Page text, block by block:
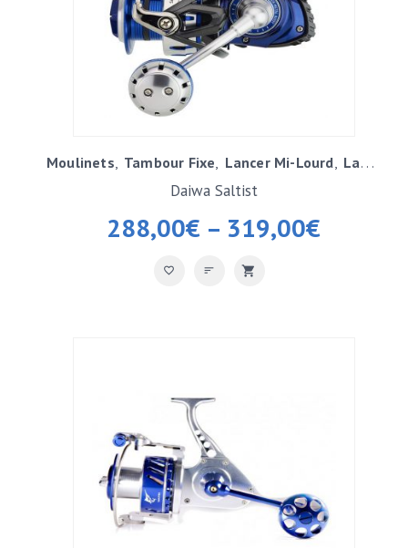
Moulinets Tambour Fixe Lancer Mi-Lourd Lancer Lourd / Exotique
288,00€ – 319,00€
Daiwa Saltist